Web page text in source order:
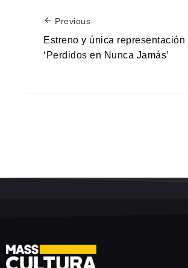
Previous
Estreno y única
‘Perdidos en Nunca Jamás’